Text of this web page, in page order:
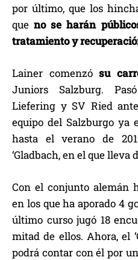
por último, que los
queno se harán
tratamiento y
Lainer comenzósu
Juniors Salzburg.
Liefering y SV Ried
equipo del Salzburgo ya
hasta el verano de
‘Gladbach, en el que lleva
Con el conjunto alemán
en los que ha aporado 4
último curso jugó 18
mitad de ellos. Ahora, el
podrá contar con él por